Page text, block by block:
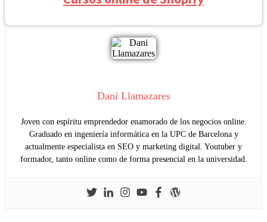
Dani Llamazares
Joven con espíritu emprendedor enamorado de los negocios online.
Graduado en ingeniería informática en la UPC de Barcelona y
actualmente especialista en SEO y marketing digital. Youtuber y
formador, tanto online como de forma presencial en la universidad.